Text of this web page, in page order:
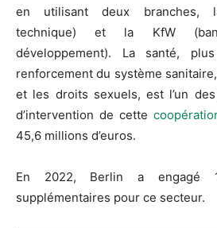
en utilisant deux branches,
technique) et la KfW
développement). La santé,
renforcement du système
et les droits sexuels, est l’un
d’intervention de cette
45,6 millions d’euros.
En 2022, Berlin a engagé
supplémentaires pour ce secteur.